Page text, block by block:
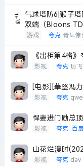
气球塔防6|猴子
双端（Bloons TD
游戏 夸克 青瓦像
《出柜第4格
影视 夸克 厉
[电影][華堅馮
影视 夸克
悍妻进门励总
影视 夸克 百
山花烂漫时
影视 夸克 dav